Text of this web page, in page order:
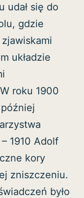
udał się do
gdzie
układzie
roku 1900
1910 Adolf
kory
zniszczeniu.
było